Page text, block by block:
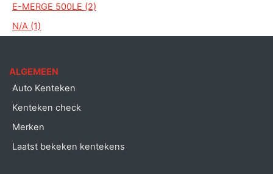
E-MERGE 500LE (2)
N/A (1)
ALGEMEEN
Auto Kenteken
Kenteken check
Merken
Laatst bekeken kentekens